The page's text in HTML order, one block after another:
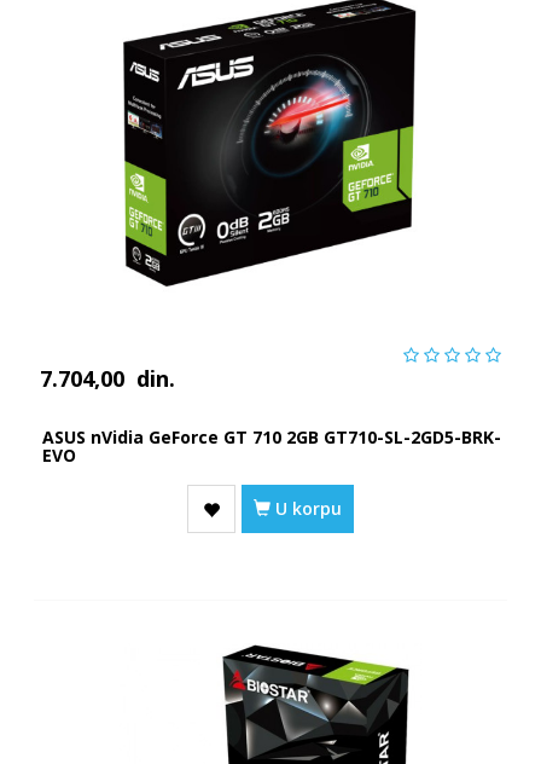
7.704,00 din.
ASUS nVidia GeForce GT 710 2GB GT710-SL-2GD5-BRK-
EVO
U korpu